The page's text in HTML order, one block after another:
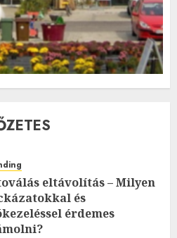
eltávolítás – Milyen
és
érdemes